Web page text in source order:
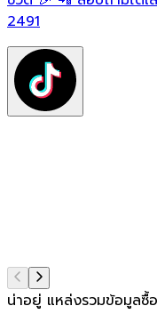
2491
น่าอยู่ แหล่งรวมข้อมูลซื้